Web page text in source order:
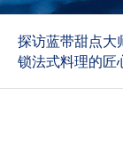
“蓝带之享130”
探访蓝带甜点大
锁法式料理的匠